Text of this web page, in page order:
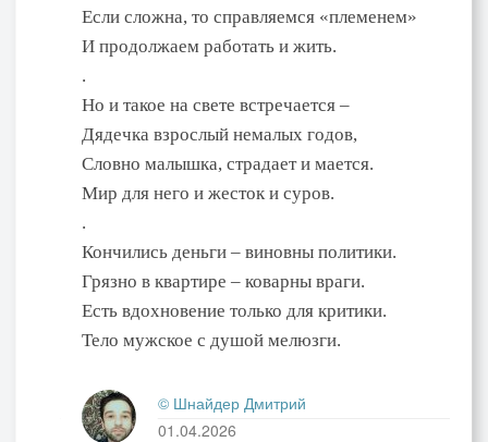
Если сложна, то справляемся «племенем»
И продолжаем работать и жить.
.
Но и такое на свете встречается –
Дядечка взрослый немалых годов,
Словно малышка, страдает и мается.
Мир для него и жесток и суров.
.
Кончились деньги – виновны политики.
Грязно в квартире – коварны враги.
Есть вдохновение только для критики.
Тело мужское с душой мелюзги.
© Шнайдер Дмитрий
01.04.2026